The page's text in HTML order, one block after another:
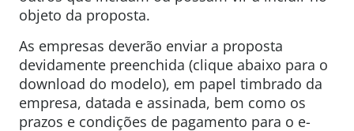
objeto da proposta.
As empresas deverão enviar a proposta
devidamente preenchida (clique abaixo para o
download do modelo), em papel timbrado da
empresa, datada e assinada, bem como os
prazos e condições de pagamento para o e-